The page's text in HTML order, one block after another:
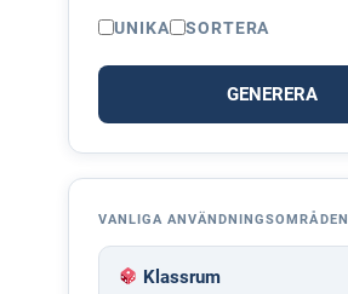
UNIKA SORTERA
GENERERA
VANLIGA ANVÄNDNINGSOMRÅDEN
Klassrum